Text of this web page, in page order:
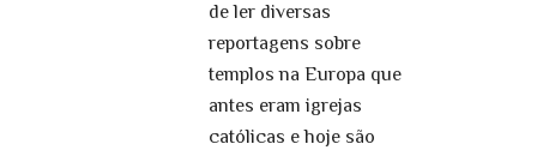
de ler diversas
reportagens sobre
templos na Europa que
antes eram igrejas
católicas e hoje são